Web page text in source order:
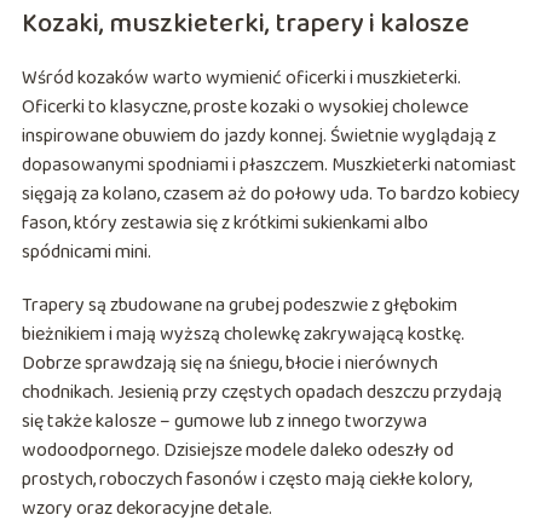
Kozaki, muszkieterki, trapery i kalosze
Wśród kozaków warto wymienić oficerki i muszkieterki.
Oficerki to klasyczne, proste kozaki o wysokiej cholewce
inspirowane obuwiem do jazdy konnej. Świetnie wyglądają z
dopasowanymi spodniami i płaszczem. Muszkieterki natomiast
sięgają za kolano, czasem aż do połowy uda. To bardzo kobiecy
fason, który zestawia się z krótkimi sukienkami albo
spódnicami mini.
Trapery są zbudowane na grubej podeszwie z głębokim
bieżnikiem i mają wyższą cholewkę zakrywającą kostkę.
Dobrze sprawdzają się na śniegu, błocie i nierównych
chodnikach. Jesienią przy częstych opadach deszczu przydają
się także kalosze – gumowe lub z innego tworzywa
wodoodpornego. Dzisiejsze modele daleko odeszły od
prostych, roboczych fasonów i często mają ciekłe kolory,
wzory oraz dekoracyjne detale.